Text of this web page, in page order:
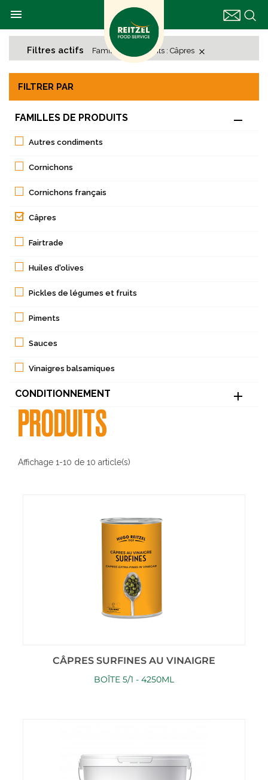

Filtres actifs Familles de produits : Câpres 
FILTRER PAR
FAMILLES DE PRODUITS 
Autres condiments
Cornichons
Cornichons français
 Câpres
Fairtrade
Huiles d'olives
Pickles de légumes et fruits
Piments
Sauces
Vinaigres balsamiques
CONDITIONNEMENT 
PRODUITS
Affichage 1-10 de 10 article(s)
CÂPRES SURFINES AU VINAIGRE
BOÎTE 5/1 - 4250ML